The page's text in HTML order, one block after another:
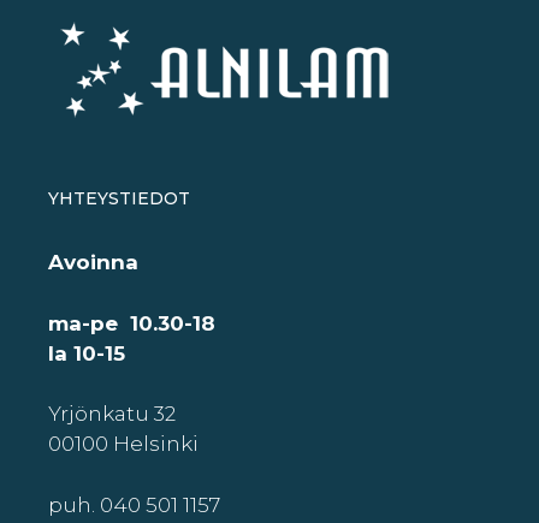
YHTEYSTIEDOT
Avoinna
ma-pe 10.30-18
la 10-15
Yrjönkatu 32
00100 Helsinki
puh. 040 501 1157